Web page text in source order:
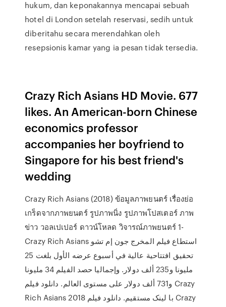
hukum, dan keponakannya mencapai sebuah
hotel di London setelah reservasi, sedih untuk
diberitahu secara merendahkan oleh
resepsionis kamar yang ia pesan tidak tersedia.
Crazy Rich Asians HD Movie. 677
likes. An American-born Chinese
economics professor
accompanies her boyfriend to
Singapore for his best friend's
wedding
Crazy Rich Asians (2018) ข้อมูลภาพยนตร์ เรื่องย่อ
เกร็ดจากภาพยนตร์ รูปภาพนิ่ง รูปภาพโปสเตอร์ ภาพ
ข่าว วอลเปเปอร์ ดาวน์โหลด วิจารณ์ภาพยนตร์ 1-
Crazy Rich Asians استطاع فيلم المخرج جون إم تشو
تحقيق افتتاحية عالية في أسبوع عرضه الأول بلغت 25
مليونا و235 ألف دولار. وإجماليا حصد الفيلم 34 مليونا
و731 ألف دولار على مستوى العالم. دانلود فیلم Crazy
Rich Asians 2018 با لینک مستقیم. دانلود فیلم Crazy